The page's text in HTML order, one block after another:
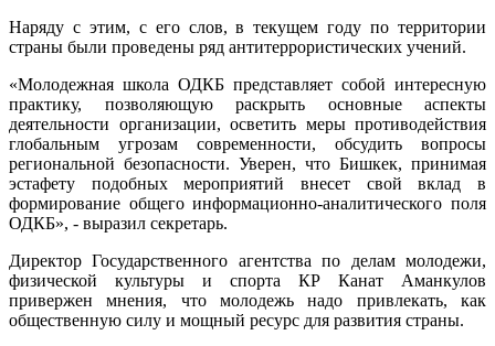
Наряду с этим, с его слов, в текущем году по территории
страны были проведены ряд антитеррористических учений.
«Молодежная школа ОДКБ представляет собой интересную
практику, позволяющую раскрыть основные аспекты
деятельности организации, осветить меры противодействия
глобальным угрозам современности, обсудить вопросы
региональной безопасности. Уверен, что Бишкек, принимая
эстафету подобных мероприятий внесет свой вклад в
формирование общего информационно-аналитического поля
ОДКБ», - выразил секретарь.
Директор Государственного агентства по делам молодежи,
физической культуры и спорта КР Канат Аманкулов
привержен мнения, что молодежь надо привлекать, как
общественную силу и мощный ресурс для развития страны.